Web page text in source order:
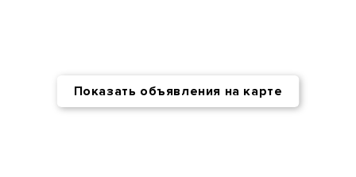
Показать объявления на карте